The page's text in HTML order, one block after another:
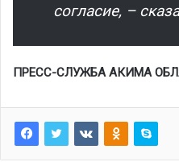
согласие, –
ПРЕСС-СЛУЖБА АКИМА